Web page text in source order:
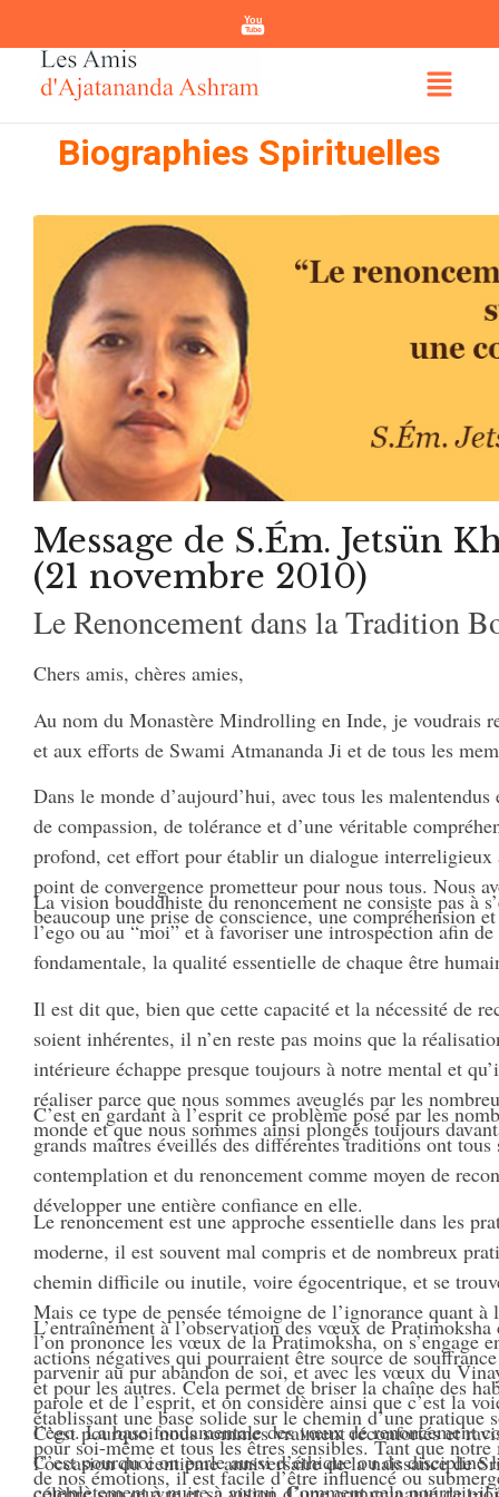
You
Tube
Biographies Spirituelles
Message de S.Ém. Jetsün
(21 novembre 2010)
Le Renoncement dans la Tradition
Chers amis, chères amies,
Au nom du Monastère Mindrolling en Inde, je voudrais
et aux efforts de Swami Atmananda Ji et de tous les
Dans le monde d’aujourd’hui, avec tous les
de compassion, de tolérance et d’une véritable
profond, cet effort pour établir un dialogue interreligieux
point de convergence prometteur pour nous tous. Nous
beaucoup une prise de conscience, une compréhension
La vision bouddhiste du renoncement ne consiste pas à
l’ego ou au “moi” et à favoriser une introspection afin
fondamentale, la qualité essentielle de chaque être
Il est dit que, bien que cette capacité et la nécessité de
soient inhérentes, il n’en reste pas moins que la
intérieure échappe presque toujours à notre mental et
réaliser parce que nous sommes aveuglés par les
monde et que nous sommes ainsi plongés toujours
C’est en gardant à l’esprit ce problème posé par les
grands maîtres éveillés des différentes traditions ont
contemplation et du renoncement comme moyen de
développer une entière confiance en elle.
Le renoncement est une approche essentielle dans les
moderne, il est souvent mal compris et de nombreux
chemin difficile ou inutile, voire égocentrique, et se
Mais ce type de pensée témoigne de l’ignorance quant
l’on prononce les vœux de la Pratimoksha, on s’engage
parvenir au pur abandon de soi, et avec les vœux du
parole et de l’esprit, et on considère ainsi que c’est la
l’ego. La base fondamentale des vœux de renoncement
C’est pourquoi on parle aussi d’éthique ou de discipline
complètement à nuire à autrui. Comment cela pourrait-il
L’entraînement à l’observation des vœux de
actions négatives qui pourraient être source de
et pour les autres. Cela permet de briser la chaîne des
établissant une base solide sur le chemin d’une
pour soi-même et tous les êtres sensibles. Tant que
de nos émotions, il est facile d’être influencé ou
C’est pourquoi nous sommes vraiment réconfortés et
l’occasion du centième anniversaire de la naissance de